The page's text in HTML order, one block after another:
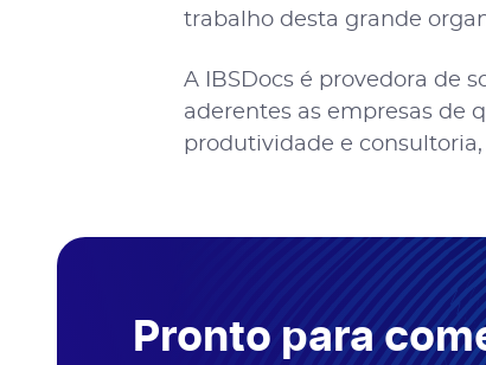
trabalho desta grande
A IBSDocs é provedora de
aderentes as empresas de
produtividade e consultoria,
Pronto para